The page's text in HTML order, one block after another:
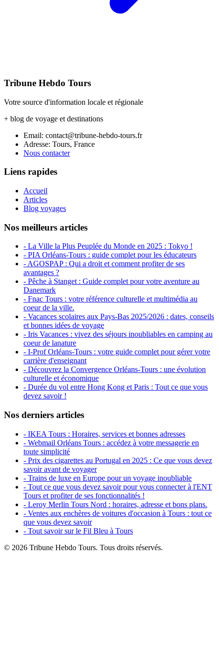
Tribune Hebdo Tours
Votre source d'information locale et régionale
+ blog de voyage et destinations
Email: contact@tribune-hebdo-tours.fr
Adresse: Tours, France
Nous contacter
Liens rapides
Accueil
Articles
Blog voyages
Nos meilleurs articles
- La Ville la Plus Peuplée du Monde en 2025 : Tokyo !
- PIA Orléans-Tours : guide complet pour les éducateurs
- AGOSPAP : Qui a droit et comment profiter de ses
avantages ?
- Pêche à Stanget : Guide complet pour votre aventure au
Danemark
- Fnac Tours : votre référence culturelle et multimédia au
coeur de la ville.
- Vacances scolaires aux Pays-Bas 2025/2026 : dates, conseils
et bonnes idées de voyage
- Iris Vacances : vivez des séjours inoubliables en camping au
coeur de lanature
- I-Prof Orléans-Tours : votre guide complet pour gérer votre
carrière d'enseignant
- Découvrez la Convergence Orléans-Tours : une évolution
culturelle et économique
- Durée du vol entre Hong Kong et Paris : Tout ce que vous
devez savoir !
Nos derniers articles
- IKEA Tours : Horaires, services et bonnes adresses
- Webmail Orléans Tours : accédez à votre messagerie en
toute simplicité
- Prix des cigarettes au Portugal en 2025 : Ce que vous devez
savoir avant de voyager
- Trains de luxe en Europe pour un voyage inoubliable
- Tout ce que vous devez savoir pour vous connecter à l'ENT
Tours et profiter de ses fonctionnalités !
- Leroy Merlin Tours Nord : horaires, adresse et bons plans.
- Ventes aux enchères de voitures d'occasion à Tours : tout ce
que vous devez savoir
- Tout savoir sur le Fil Bleu à Tours
© 2026 Tribune Hebdo Tours. Tous droits réservés.